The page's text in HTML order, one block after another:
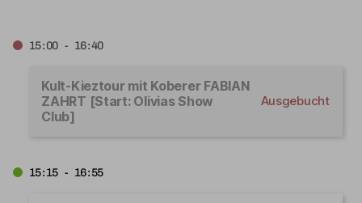
15:00 - 16:40
Kult-Kieztour mit Koberer FABIAN
ZAHRT [Start: Olivias Show
Club]
Ausgebucht
15:15 - 16:55